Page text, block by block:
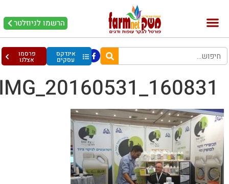
הרשמו לניוזלטר
אינדקס
עסקים
פרסמו
אצלנו
IMG_20160531_160831